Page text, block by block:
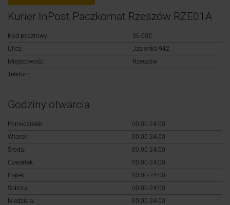
Logowanie
Kurier InPost Paczkomat Rzeszów RZE01A
Kod pocztowy:
36-002
Ulica:
Jasionka 942
Miejscowość:
Rzeszów
Telefon:
Godziny otwarcia
Poniedziałek:
00:00-24:00
Wtorek:
00:00-24:00
Środa:
00:00-24:00
Czwartek:
00:00-24:00
Piątek:
00:00-24:00
Sobota:
00:00-24:00
Niedziela:
00:00-24:00